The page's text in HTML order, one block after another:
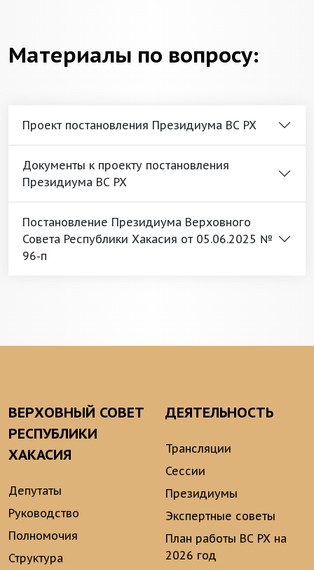
Материалы по вопросу:
Проект постановления Президиума ВС РХ
Документы к проекту постановления
Президиума ВС РХ
Постановление Президиума Верховного
Совета Республики Хакасия от 05.06.2025 №
96-п
ВЕРХОВНЫЙ СОВЕТ
РЕСПУБЛИКИ
ХАКАСИЯ
Депутаты
Руководство
Полномочия
Структура
ДЕЯТЕЛЬНОСТЬ
Трансляции
Сессии
Президиумы
Экспертные советы
План работы ВС РХ на
2026 год